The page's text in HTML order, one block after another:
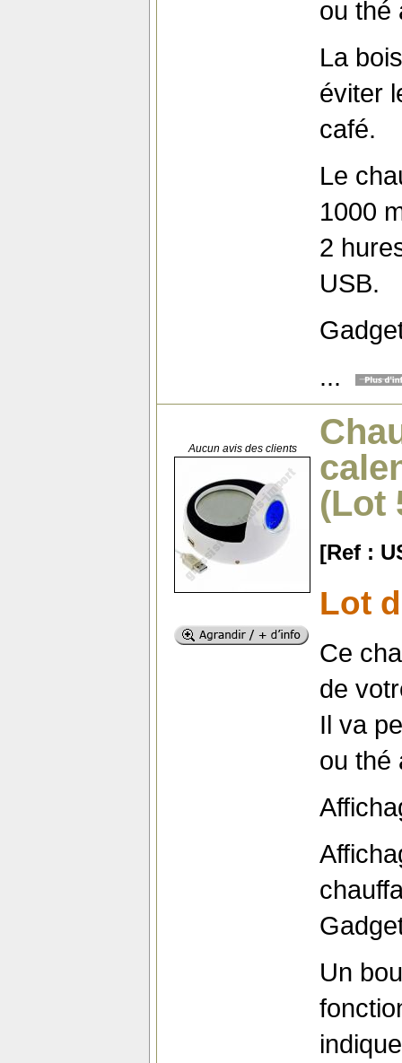
ou thé
La
éviter
café.
Le
1000
2
USB.
...
Aucun avis des clients
(Lot
[Ref :
Lot
Ce
de
Il va
ou thé
Un